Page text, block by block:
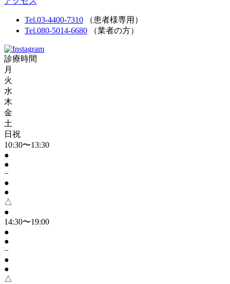
Tel.03-4400-7310
（患者様専用）
Tel.080-5014-6680
（業者の方）
診療時間
月
火
水
木
金
土
日祝
10:30〜13:30
●
●
−
●
●
△
●
14:30〜19:00
●
●
−
●
●
△